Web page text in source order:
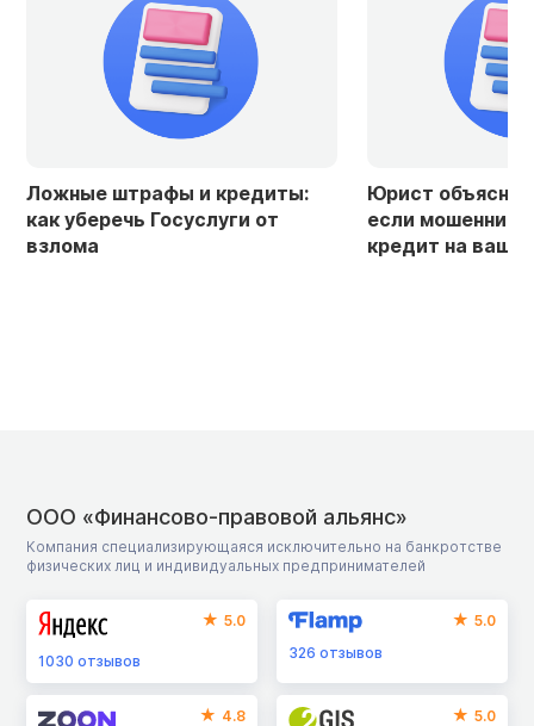
Ложные штрафы и кредиты:
как уберечь Госуслуги от
взлома
Юрист
если
кредит на ваше
ООО «Финансово-правовой альянс»
Компания специализирующаяся исключительно на банкротстве
физических лиц и индивидуальных предпринимателей
5.0
1030 отзывов
5.0
326отзывов
4.8 5.0